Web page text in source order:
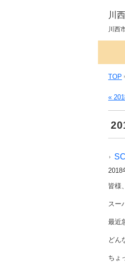
川
川西
TOP
«
2018
皆様
スー
最近
どん
ちょ